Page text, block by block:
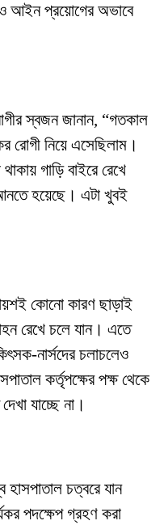
আইন প্রয়োগের অভাবে
স্বজন জানান, “গতকাল
নিয়ে এসেছিলাম।
গাড়ি বাইরে রেখে
হয়েছে। এটা খুবই
কোনো কারণ ছাড়াই
রেখে চলে যান। এতে
নার্সদের চলাচলেও
কর্তৃপক্ষের পক্ষ থেকে
যাচ্ছে না।
চত্বরে যান
পদক্ষেপ গ্রহণ করা